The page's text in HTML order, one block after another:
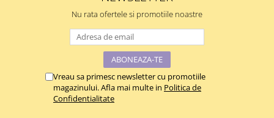
Nu rata ofertele si promotiile noastre
Vreau sa primesc newsletter cu promotiile
magazinului. Afla mai multe in Politica de
Confidentialitate